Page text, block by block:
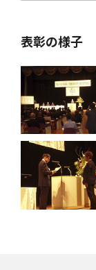
表彰の様子